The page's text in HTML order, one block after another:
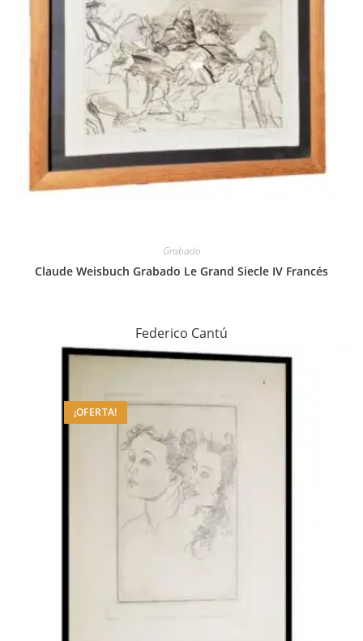
Grabado
Claude Weisbuch Grabado Le Grand Siecle IV Francés
Federico Cantú
¡OFERTA!